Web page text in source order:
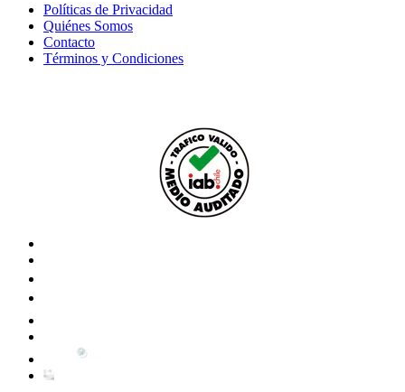
Políticas de Privacidad
Quiénes Somos
Contacto
Términos y Condiciones